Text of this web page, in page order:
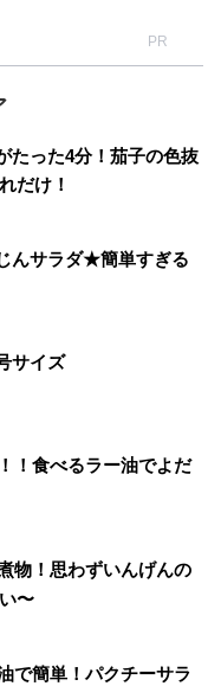
PR
たった4分！茄子の色抜
だけ！
んサラダ★簡単すぎる
サイズ
！食べるラー油でよだ
物！思わずいんげんの
〜
で簡単！パクチーサラ